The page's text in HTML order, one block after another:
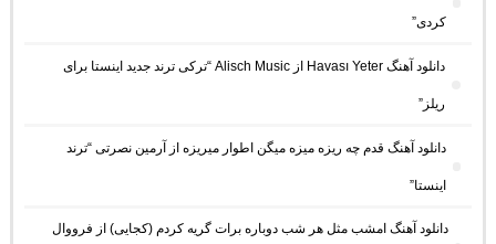
کردی”
دانلود آهنگ Havası Yeter از Alisch Music “ترکی ترند جدید اینستا برای
ریلز”
دانلود آهنگ ﻗﺪم ﭼﻪ رﻳﺰه ﻣﻴﺰه ﻣﻴﮕﻦ اﻃﻮار ﻣﻴﺮﻳﺰه از آرمین نصرتی “ترند
اینستا”
دانلود آهنگ امشب مثل هر شب دوباره برات گریه کردم (کجایی) از فرووال